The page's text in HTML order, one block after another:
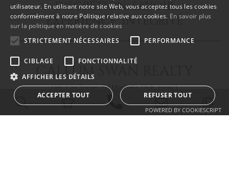
DISCRÉTION SAVOIR
EXPÉRIENCE INTÉGRITÉ
CALLUM SWAN REALTY
Urb. Las Torres del Marbella Club, local 1
Blvd. Principe Alfonso de Hohenlohe
29602 Marbella Málaga
ENGLISH
SPANISH
FRENCH
utilisateur. En utilisant notre site Web, vous acceptez tous les cookies
conformément à notre Politique relative aux cookies. En savoir plus
sur la politique en matière de cookies
STRICTEMENT NÉCESSAIRES
PERFORMANCE
CIBLAGE
FONCTIONNALITÉ
AFFICHER LES DÉTAILS
ACCEPTER TOUT REFUSER TOUT
POWERED BY COOKIESCRIPT